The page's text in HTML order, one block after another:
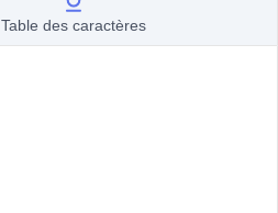
Table des caractères